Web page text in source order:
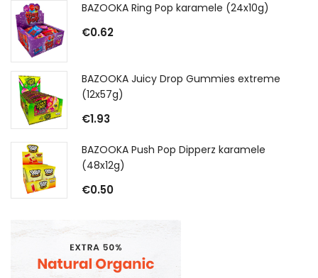
BAZOOKA Ring Pop karamele (24x10g)
€0.62
BAZOOKA Juicy Drop Gummies extreme
(12x57g)
€1.93
BAZOOKA Push Pop Dipperz karamele
(48x12g)
€0.50